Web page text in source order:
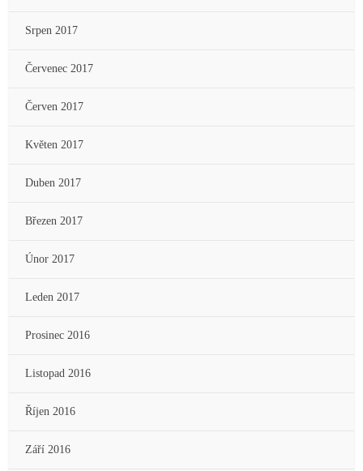
Srpen 2017
Červenec 2017
Červen 2017
Květen 2017
Duben 2017
Březen 2017
Únor 2017
Leden 2017
Prosinec 2016
Listopad 2016
Říjen 2016
Září 2016